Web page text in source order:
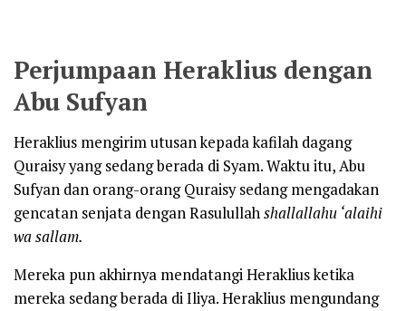
Perjumpaan Heraklius dengan
Abu Sufyan
Heraklius mengirim utusan kepada kafilah dagang
Quraisy yang sedang berada di Syam. Waktu itu, Abu
Sufyan dan orang-orang Quraisy sedang mengadakan
gencatan senjata dengan Rasulullahshallallahu ‘alaihi
wa sallam.
Mereka pun akhirnya mendatangi Heraklius ketika
mereka sedang berada di Iliya. Heraklius mengundang